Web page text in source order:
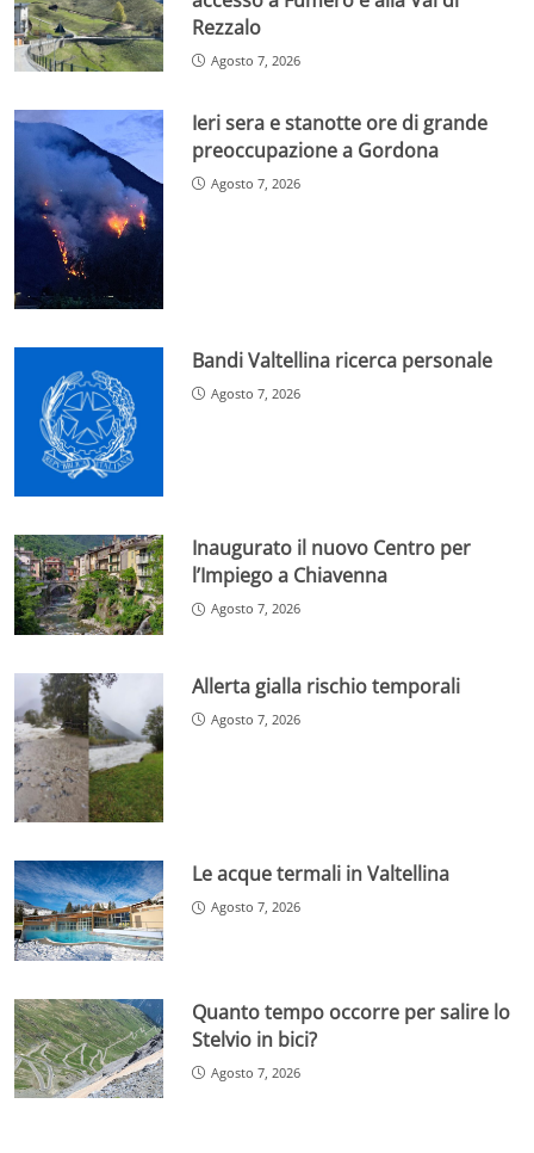
Rezzalo
Agosto 7, 2026
Ieri sera e stanotte ore di grande
preoccupazione a Gordona
Agosto 7, 2026
Bandi Valtellina ricerca personale
Agosto 7, 2026
Inaugurato il nuovo Centro per
l’Impiego a Chiavenna
Agosto 7, 2026
Allerta gialla rischio temporali
Agosto 7, 2026
Le acque termali in Valtellina
Agosto 7, 2026
Quanto tempo occorre per salire lo
Stelvio in bici?
Agosto 7, 2026